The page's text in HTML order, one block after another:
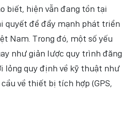
biết, hiện vẫn đang tồn tại
quyết để đẩy mạnh phát triển
Nam. Trong đó, một số yếu
như giản lược quy trình đăng
lỏng quy định về kỹ thuật như
về thiết bị tích hợp (GPS,